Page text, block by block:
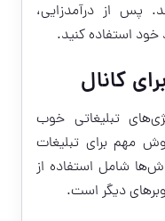
پس از درآمدزایی،
خود استفاده کنید.
کانال
تبلیغاتی خوب
مهم برای تبلیغات
شامل استفاده از
دیگر است.